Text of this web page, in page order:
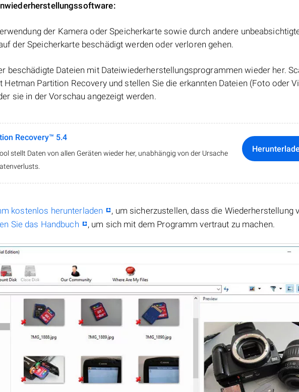
der Kamera oder Speicherkarte sowie durch andere
der Speicherkarte beschädigt werden oder verloren gehen.
beschädigte Dateien mit Dateiwiederherstellungsprogrammen wieder her.
Hetman Partition Recovery und stellen Sie die erkannten Dateien (Foto oder
sie in der Vorschau angezeigt werden.
Recovery™ 5.4
stellt Daten von allen Geräten wieder her, unabhängig von der Ursache
kostenlos herunterladen
, um sicherzustellen, dass die Wiederherstellung
Sie das Handbuch , um sich mit dem Programm vertraut zu machen.